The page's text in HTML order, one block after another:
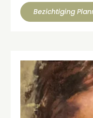
Bezichtiging